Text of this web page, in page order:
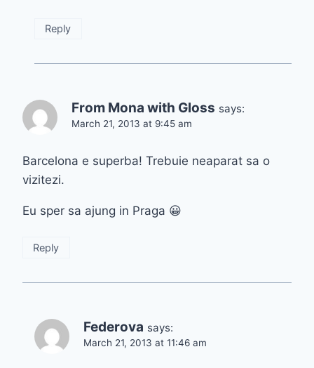
Reply
From Mona with Gloss says:
March 21, 2013 at 9:45 am
Barcelona e superba! Trebuie neaparat sa o
vizitezi.
Eu sper sa ajung in Praga 😀
Reply
Federova says:
March 21, 2013 at 11:46 am